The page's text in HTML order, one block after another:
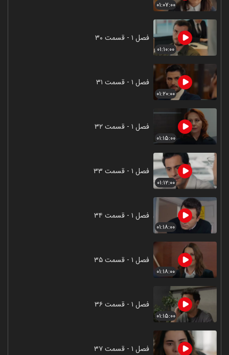
۰۱:۰۷:۰۰
۰۱:۱۰:۰۰
فصل ۱ - قسمت ۳۰
۰۱:۲۰:۰۰
فصل ۱ - قسمت ۳۱
۰۱:۱۵:۰۰
فصل ۱ - قسمت ۳۲
۰۱:۱۲:۰۰
فصل ۱ - قسمت ۳۳
۰۱:۱۸:۰۰
فصل ۱ - قسمت ۳۴
۰۱:۱۸:۰۰
فصل ۱ - قسمت ۳۵
۰۱:۱۵:۰۰
فصل ۱ - قسمت ۳۶
فصل ۱ - قسمت ۳۷